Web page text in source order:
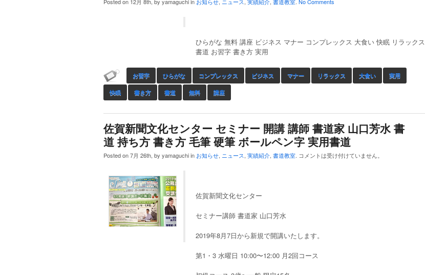
ひらがな 無料 講座 ビジネス マナー コンプレックス 大食い 快眠 リラックス
書道 お習字 書き方 実用
お習字 ひらがな コンプレックス ビジネス マナー リラックス 大食い 実用
快眠 書き方 書道 無料 講座
佐賀新聞文化センター セミナー 開講 講師 書道家 山口芳水 書
道 持ち方 書き方 毛筆 硬筆 ボールペン字 実用書道
Posted on 7月 26th, by yamaguchi in お知らせ, ニュース, 実績紹介, 書道教室. コメントは受け付けていません。
佐賀新聞文化センター
セミナー講師 書道家 山口芳水
2019年8月7日から新規で開講いたします。
第1・3 水曜日 10:00〜12:00 月2回コース